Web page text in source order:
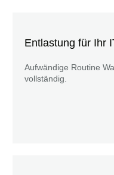
Entlastung für Ihr
Aufwändige Routine
vollständig.